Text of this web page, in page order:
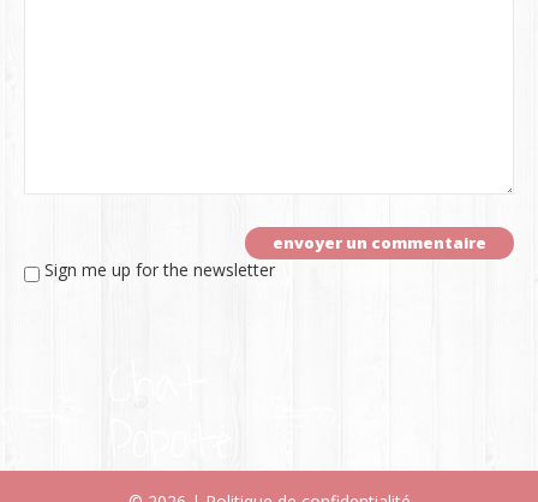
Sign me up for the newsletter